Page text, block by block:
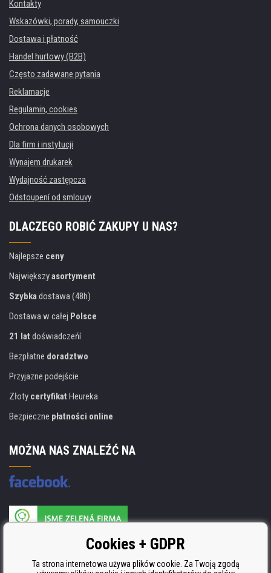
Kontakty
Wskazówki, porady, samouczki
Dostawa i płatność
Handel hurtowy (B2B)
Często zadawane pytania
Reklamacje
Regulamin, cookies
Ochrona danych osobowych
Dla firm i instytucji
Wynajem drukarek
Wydajność zastępcza
Odstoupení od smlouvy
DLACZEGO ROBIĆ ZAKUPY U NAS?
Najlepsze ceny
Największyasortyment
Szybkadostawa (48h)
Dostawa w całej Polsce
21 lat doświadczeńí
Bezpłatne doradztwo
Przyjazne podejście
Złoty certyfikat Heureka
Bezpieczne płatności online
MOŻNA NAS ZNALEŹĆ NA
Producent wkładów posiada certyfikat
ISO 9001, ISO 14001 i STMC.Cookies + GDPR
Ta strona internetowa używa plików cookie. Za Twoją zgodą